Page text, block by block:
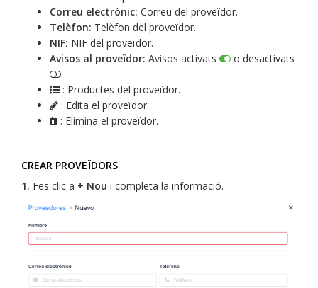
Correu electrònic: Correu del proveïdor.
Telèfon: Telèfon del proveïdor.
NIF: NIF del proveïdor.
Avisos al proveïdor: Avisos activats
o desactivats
.
: Productes del proveïdor.
: Edita el proveïdor.
: Elimina el proveïdor.
CREAR PROVEÏDORS
1. Fes clic a + Nou i completa la informació.